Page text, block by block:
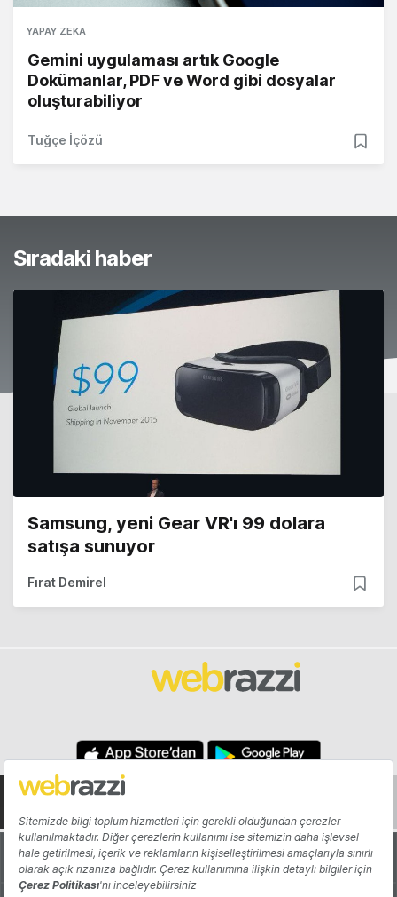
YAPAY ZEKA
Gemini uygulaması artık Google
Dokümanlar, PDF ve Word gibi dosyalar
oluşturabiliyor
Tuğçe İçözü
Sıradaki haber
Samsung, yeni Gear VR'ı 99 dolara
satışa sunuyor
Fırat Demirel
Hakkında Yazarlar